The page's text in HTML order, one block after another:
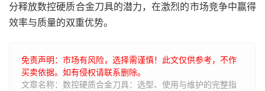
分释放数控硬质合金刀具的潜力，在激烈的市场竞争中赢得
效率与质量的双重优势。
免责声明：市场有风险，选择需谨慎！此文仅供参考，不作
买卖依据。如有侵权请联系删除。
文章名称：数控硬质合金刀具：选型、使用与维护的完整指